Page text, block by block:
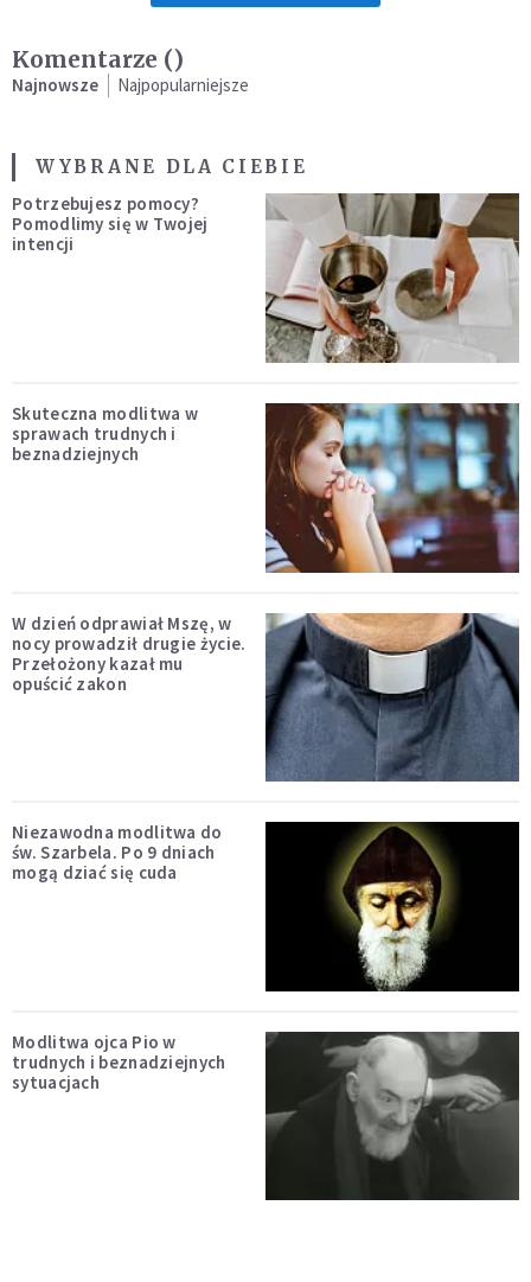
Komentarze ()
Najnowsze Najpopularniejsze
WYBRANE DLA CIEBIE
Potrzebujesz pomocy?
Pomodlimy się w Twojej
intencji
Skuteczna modlitwa w
sprawach trudnych i
beznadziejnych
W dzień odprawiał Mszę, w
nocy prowadził drugie życie.
Przełożony kazał mu
opuścić zakon
Niezawodna modlitwa do
św. Szarbela. Po 9 dniach
mogą dziać się cuda
Modlitwa ojca Pio w
trudnych i beznadziejnych
sytuacjach